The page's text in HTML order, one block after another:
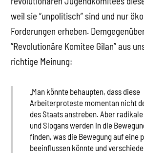
weil sie “unpolitisch” sind und nur
Forderungen erheben.
“Revolutionäre Komitee Gilan” aus
richtige Meinung:
„Man könnte behaupten, dass diese
Arbeiterproteste momentan nicht
des Staats anstreben. Aber
und Slogans werden in die
finden, was die Bewegung auf eine
beeinflussen könnte und